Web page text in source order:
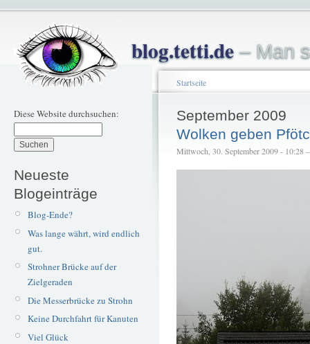
blog.tetti.de– Man
Diese Website durchsuchen:
Neueste
Blogeinträge
Blog-Ende?
Was lange währt, wird endlich
gut.
Strohner Brücke auf der
Zielgeraden
Die Messerbrücke zu Strohn
Keine Durchfahrt für Kanuten
Viel Glück
Startseite
September 2009
Wolken geben
Mittwoch, 30. September 2009 - 10:28